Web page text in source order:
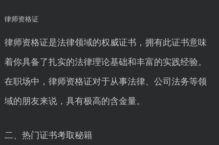
律师资格证
律师资格证是法律领域的权威证书，拥有此证书意味
着你具备了扎实的法律理论基础和丰富的实践经验。
在职场中，律师资格证对于从事法律、公司法务等领
域的朋友来说，具有极高的含金量。
二、热门证书考取秘籍